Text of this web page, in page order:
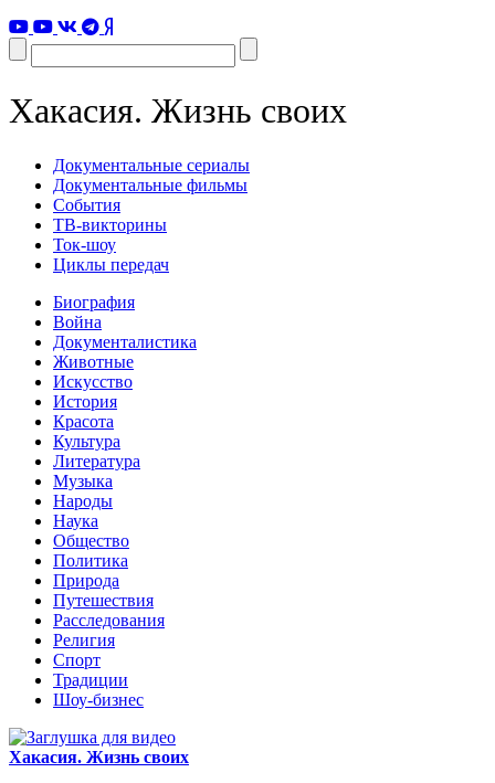
Хакасия. Жизнь своих
Документальные сериалы
Документальные фильмы
События
ТВ-викторины
Ток-шоу
Циклы передач
Биография
Война
Документалистика
Животные
Искусство
История
Красота
Культура
Литература
Музыка
Народы
Наука
Общество
Политика
Природа
Путешествия
Расследования
Религия
Спорт
Традиции
Шоу-бизнес
Хакасия. Жизнь своих